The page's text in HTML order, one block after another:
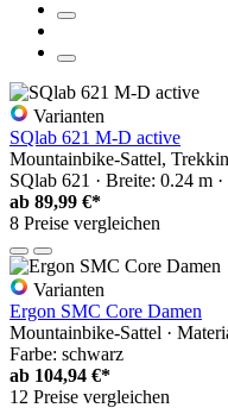
Varianten
SQlab 621 M-D active
Mountainbike-Sattel,
SQlab 621 · Breite: 0.24 m
ab 89,99 €*
8 Preise vergleichen
Varianten
Ergon SMC Core Damen
Mountainbike-Sattel ·
Farbe: schwarz
ab 104,94 €*
12 Preise vergleichen